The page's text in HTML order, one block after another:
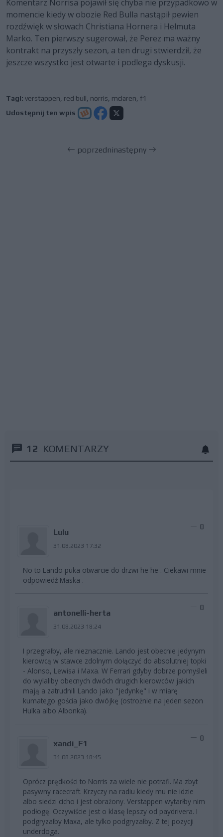
Komentarz Norrisa pojawił się chyba nie przypadkowo w
momencie kiedy w obozie Red Bulla nastąpił pewien
rozdźwięk w słowach Christiana Hornera i Helmuta
Marko. Ten pierwszy sugerował, że Perez ma ważny
kontrakt na przyszły sezon, a ten drugi stwierdził, że
jeszcze wszystko jest otwarte i podlega dyskusji.
Tagi: verstappen red bull norris mclaren f1
Udostępnij ten wpis
poprzedninastępny
12 KOMENTARZY
Lulu
31.08.2023 17:32
0
No to Lando puka otwarcie do drzwi he he . Ciekawi mnie
odpowiedź Maska .
antonelli-herta
31.08.2023 18:24
0
I przegrałby, ale nieznacznie. Lando jest obecnie jedynym
kierowcą w stawce zdolnym dołączyć do absolutniej topki
- Alonso, Lewisa i Maxa. W Ferrari gdyby dobrze pomyśleli
do wylaliby obecnych dwóch drugich kierowców jakich
mają a zatrudnili Lando jako "jedynkę" i w miarę
kumatego gościa jako dwójkę (ostrożnie na jeden sezon
Hulka albo Albonka).
xandi_F1
31.08.2023 18:45
0
Oprócz prędkości to Norris za wiele nie potrafi. Ma zbyt
pasywny racecraft. Krzyczy na radiu kiedy mu nie idzie
albo siedzi cicho i jest obrażony. Verstappen wytarłby nim
podłogę. Oczywiście jest o klasę lepszy od paydrivera. I
podgryzałby Maxa, ale tylko podgryzałby. Z tej pozycji
underdoga.